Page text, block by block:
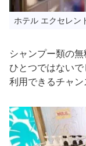
ホテル エクセレン
シャンプー類の
ひとつではない
利用できるチャン